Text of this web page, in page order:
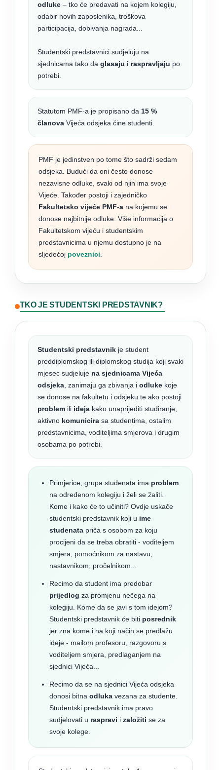
odluke – tko će predavati na kojem kolegiju,
odabir novih zaposlenika, troškova
participacija, dobivanja nagrada...
Studentski predstavnici sudjeluju na
sjednicama tako da glasaju i raspravljaju po
potrebi.
Statutom PMF-a je propisano da 15 %
članova Vijeća odsjeka čine studenti.
PMF je jedinstven po tome što sadrži sedam
odsjeka. Budući da oni često donose
nezavisne odluke, svaki od njih ima svoje
Vijeće. Također postoji i zajedničko
Fakultetsko vijeće PMF-a na kojemu se
donose najbitnije odluke. Više informacija o
Fakultetskom vijeću i studentskim
predstavnicima u njemu dostupno je na
sljedećoj poveznici
TKO JE STUDENTSKI PREDSTAVNIK?
Studentski predstavnik je student
preddiplomskog ili diplomskog studija koji svaki
mjesec sudjeluje na sjednicama Vijeća
odsjeka , zanimaju ga zbivanja i odluke koje
se donose na fakultetu i odsjeku te ako postoji
problem ili ideja kako unaprijediti studiranje,
aktivno komunicira sa studentima, ostalim
predstavnicima, voditeljima smjerova i drugim
osobama po potrebi.
Primjerice, grupa studenata ima problem
na određenom kolegiju i želi se žaliti.
Kome i kako će to učiniti? Ovdje uskače
studentski predstavnik koji u ime
studenata priča s osobom za koju
procijeni da se treba obratiti - voditeljem
smjera, pomoćnikom za nastavu,
nastavnikom, pročelnikom...
Recimo da student ima predobar
prijedlog za promjenu nečega na
kolegiju. Kome da se javi s tom idejom?
Studentski predstavnik će biti posrednik
jer zna kome i na koji način se predlažu
ideje - mailom profesoru, razgovoru s
voditeljem smjera, predlaganjem na
sjednici Vijeća...
Recimo da se na sjednici Vijeća odsjeka
donosi bitna odluka vezana za studente.
Studentski predstavnik ima pravo
sudjelovati u raspravi i založiti se za
svoje kolege.